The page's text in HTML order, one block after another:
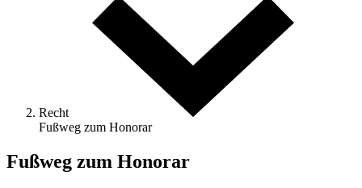
Recht
Fußweg zum Honorar
Fußweg zum Honorar